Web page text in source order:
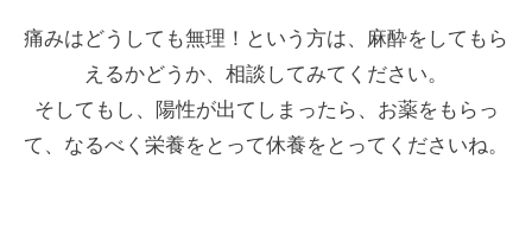
痛みはどうしても無理！という方は、麻酔をしてもら
えるかどうか、相談してみてください。
そしてもし、陽性が出てしまったら、お薬をもらっ
て、なるべく栄養をとって休養をとってくださいね。